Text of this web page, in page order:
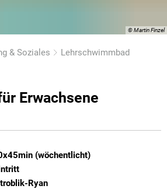
© Martin Finzel
& Soziales
Lehrschwimmbad
Erwachsene
(wöchentlicht)
Ryan